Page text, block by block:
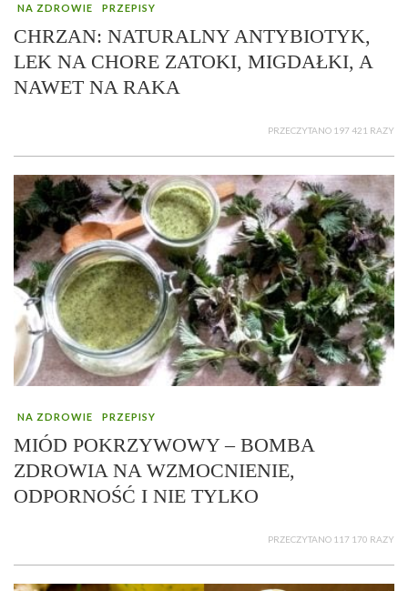
NA ZDROWIE PRZEPISY
CHRZAN: NATURALNY ANTYBIOTYK,
LEK NA CHORE ZATOKI, MIGDAŁKI, A
NAWET NA RAKA
PRZECZYTANO 197 421 RAZY
NA ZDROWIE PRZEPISY
MIÓD POKRZYWOWY – BOMBA
ZDROWIA NA WZMOCNIENIE,
ODPORNOŚĆ I NIE TYLKO
PRZECZYTANO 117 170 RAZY